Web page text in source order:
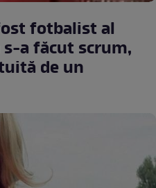
fotbalist al
a făcut scrum,
de un